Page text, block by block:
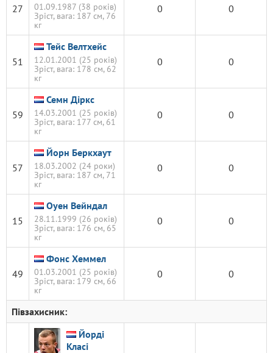
27
01.09.1987 (38 років)
Зріст, вага: 187 см, 76
кг
0 0
51
Тейс Велтхейс
12.01.2001 (25 років)
Зріст, вага: 178 см, 62
кг
0 0
59
Семн Діркс
14.03.2001 (25 років)
Зріст, вага: 177 см, 61
кг
0 0
57
Йорн Беркхаут
18.03.2002 (24 роки)
Зріст, вага: 187 см, 71
кг
0 0
15
Оуен Вейндал
28.11.1999 (26 років)
Зріст, вага: 176 см, 65
кг
0 0
49
Фонс Хеммел
01.03.2001 (25 років)
Зріст, вага: 179 см, 66
кг
0 0
Півзахисник:
Йорді
Класі